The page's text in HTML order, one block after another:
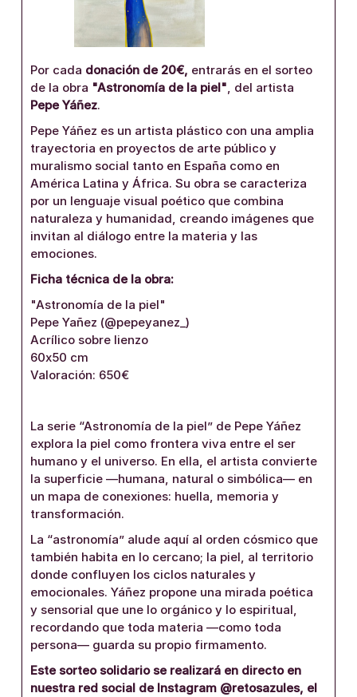
Por cada donación de 20€, entrarás en el sorteo
de la obra "Astronomía de la piel", del artista
Pepe Yáñez.
Pepe Yáñez es un artista plástico con una amplia
trayectoria en proyectos de arte público y
muralismo social tanto en España como en
América Latina y África. Su obra se caracteriza
por un lenguaje visual poético que combina
naturaleza y humanidad, creando imágenes que
invitan al diálogo entre la materia y las
emociones.
Ficha técnica de la obra:
"Astronomía de la piel"
Pepe Yañez (@pepeyanez_)
Acrílico sobre lienzo
60x50 cm
Valoración: 650€
La serie “Astronomía de la piel” de Pepe Yáñez
explora la piel como frontera viva entre el ser
humano y el universo. En ella, el artista convierte
la superficie —humana, natural o simbólica— en
un mapa de conexiones: huella, memoria y
transformación.
La “astronomía” alude aquí al orden cósmico que
también habita en lo cercano; la piel, al territorio
donde confluyen los ciclos naturales y
emocionales. Yáñez propone una mirada poética
y sensorial que une lo orgánico y lo espiritual,
recordando que toda materia —como toda
persona— guarda su propio firmamento.
Este sorteo solidario se realizará en directo en
nuestra red social de Instagram @retosazules, el